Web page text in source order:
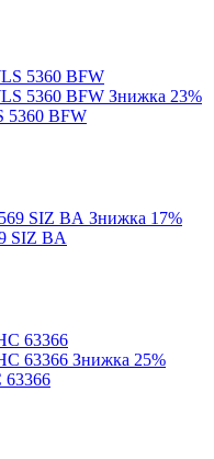
Знижка 23%
5360 BFW
Знижка 17%
SIZ BA
Знижка 25%
63366